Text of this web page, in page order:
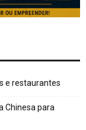
e restaurantes
Chinesa para